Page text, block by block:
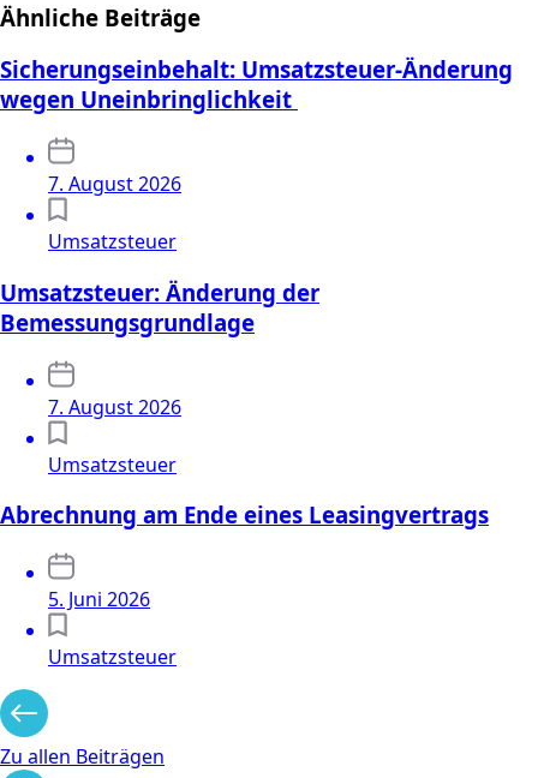
Ähnliche Beiträge
Sicherungseinbehalt: Umsatzsteuer-Änderung
wegen Uneinbringlichkeit
7. August 2026
Umsatzsteuer
Umsatzsteuer: Änderung der
Bemessungsgrundlage
7. August 2026
Umsatzsteuer
Abrechnung am Ende eines Leasingvertrags
5. Juni 2026
Umsatzsteuer
Zu allen Beiträgen